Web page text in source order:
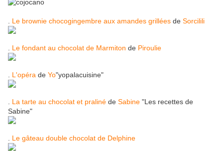
Le brownie chocogingembre aux amandes grillées de Sorcilili
Le fondant au chocolat de Marmiton de Piroulie
L'opéra de Yo"yopalacuisine"
La tarte au chocolat et praliné de Sabine "Les recettes de
Sabine"
Le gâteau double chocolat de Delphine